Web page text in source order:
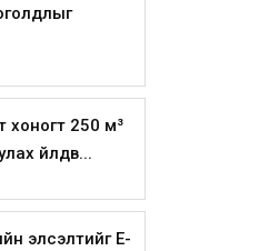
хоногт 250 м³
үйлдв...
элсэлтийг E-